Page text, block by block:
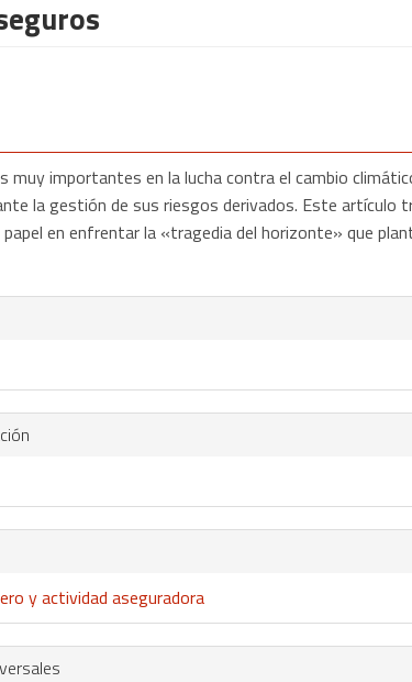
importantes en la lucha contra el cambio
la gestión de sus riesgos derivados. Este artículo
en enfrentar la «tragedia del horizonte» que
y actividad aseguradora